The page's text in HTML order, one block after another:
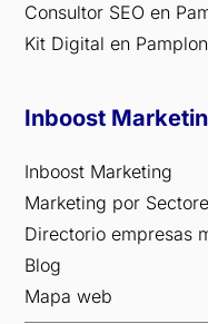
Consultor SEO en
Kit Digital en
Inboost
Inboost Marketing
Marketing por
Directorio empresas
Blog
Mapa web